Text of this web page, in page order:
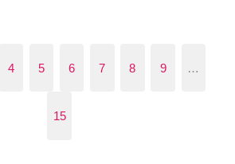
4 5 6 7 8 9 …
15